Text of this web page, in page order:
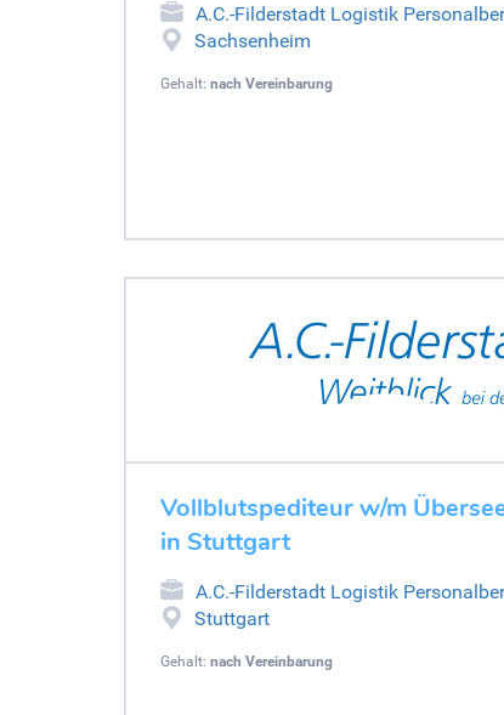
A.C.-Filderstadt Logistik
Sachsenheim
Gehalt: nach Vereinbarung
Vollblutspediteur w/m
in Stuttgart
A.C.-Filderstadt Logistik
Stuttgart
Gehalt: nach Vereinbarung